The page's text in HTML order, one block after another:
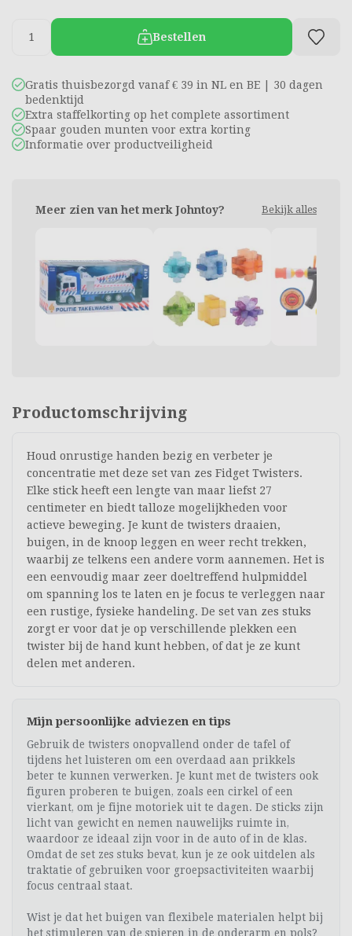
Bestellen
Gratis thuisbezorgd vanaf € 39 in NL en BE | 30 dagen
bedenktijd
Extra staffelkorting op het complete assortiment
Spaar gouden munten voor extra korting
Informatie over productveiligheid
Meer zien van het merk Johntoy? Bekijk alles
Productomschrijving
Houd onrustige handen bezig en verbeter je
concentratie met deze set van zes Fidget Twisters.
Elke stick heeft een lengte van maar liefst 27
centimeter en biedt talloze mogelijkheden voor
actieve beweging. Je kunt de twisters draaien,
buigen, in de knoop leggen en weer recht trekken,
waarbij ze telkens een andere vorm aannemen. Het is
een eenvoudig maar zeer doeltreffend hulpmiddel
om spanning los te laten en je focus te verleggen naar
een rustige, fysieke handeling. De set van zes stuks
zorgt er voor dat je op verschillende plekken een
twister bij de hand kunt hebben, of dat je ze kunt
delen met anderen.
Mijn persoonlijke adviezen en tips
Gebruik de twisters onopvallend onder de tafel of
tijdens het luisteren om een overdaad aan prikkels
beter te kunnen verwerken. Je kunt met de twisters ook
figuren proberen te buigen, zoals een cirkel of een
vierkant, om je fijne motoriek uit te dagen. De sticks zijn
licht van gewicht en nemen nauwelijks ruimte in,
waardoor ze ideaal zijn voor in de auto of in de klas.
Omdat de set zes stuks bevat, kun je ze ook uitdelen als
traktatie of gebruiken voor groepsactiviteiten waarbij
focus centraal staat.
Wist je dat het buigen van flexibele materialen helpt bij
het stimuleren van de spieren in de onderarm en pols?